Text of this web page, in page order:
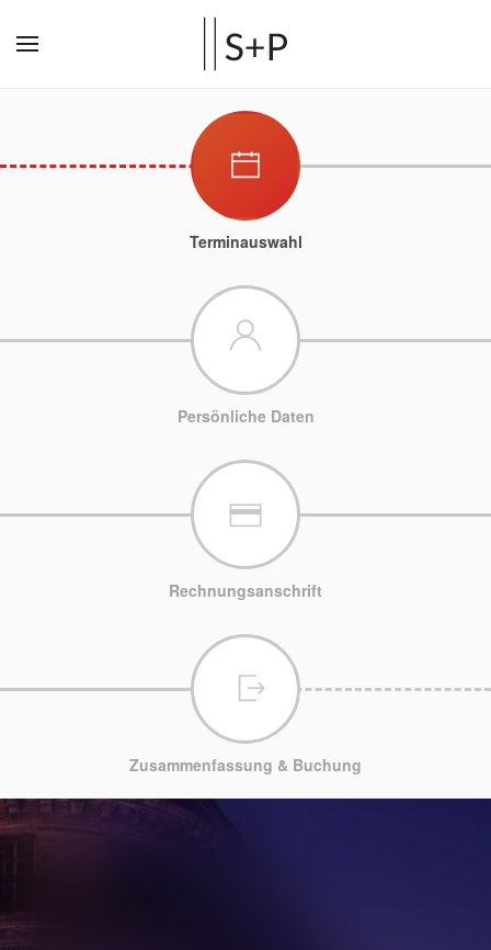
Terminauswahl
Persönliche Daten
Rechnungsanschrift
Zusammenfassung & Buchung